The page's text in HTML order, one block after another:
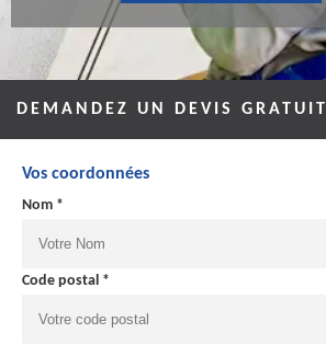
DEMANDEZ UN DEVIS GRATUIT
Vos coordonnées
Nom *
Code postal *